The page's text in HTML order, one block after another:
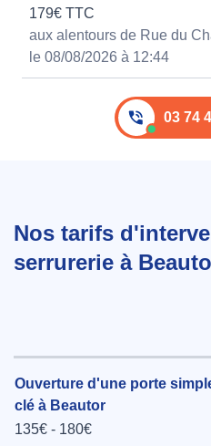
179€ TTC
aux alentours de Rue du
le 08/08/2026 à 12:44
03 74
Nos tarifs
serrurerie à
Ouverture d'une porte
clé à Beautor
135€ - 180€